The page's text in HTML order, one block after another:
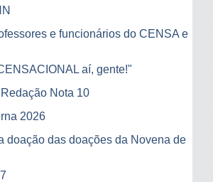
e funcionários do CENSA e
aí, gente!"
Redação Nota 10
2026
doação das doações da Novena de